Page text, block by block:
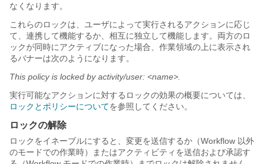
なくなります。
これらのロックは、ユーザによって実行されるアクションに応じ
て、連携して機能するか、相互に独立して機能します。両方のロ
ックが同時にアクティブになった場合、作業領域の上に表示され
るバナーは次のようになります。
This policy is locked by activity/user: <name>.
実行可能なアクションに対するロックの効果の概要については、
ロックとポリシーについてを参照してください。
ロックの解除
ロックをイネーブルにすると、変更を送信するか（Workflow 以外
のモードでの作業時）またはアクティビティを送信および承認す